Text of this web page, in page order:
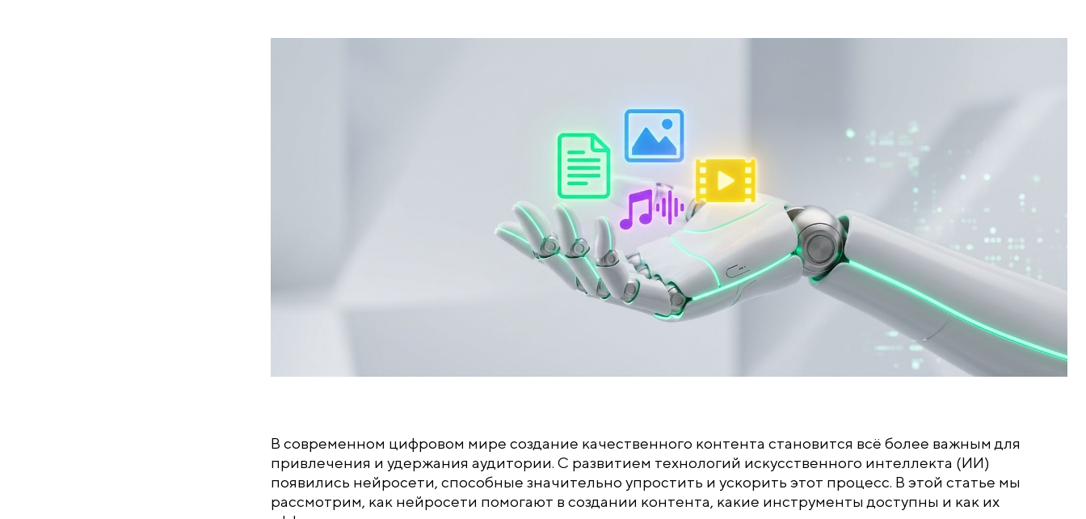
В современном цифровом мире создание качественного контента становится всё более важным для
привлечения и удержания аудитории. С развитием технологий искусственного интеллекта (ИИ)
появились нейросети, способные значительно упростить и ускорить этот процесс. В этой статье мы
рассмотрим, как нейросети помогают в создании контента, какие инструменты доступны и как их